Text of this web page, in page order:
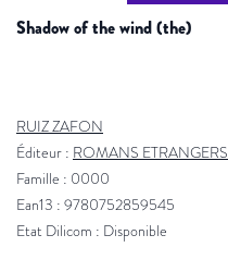
shadow of the wind (the)
RUIZ ZAFON
Éditeur : ROMANS ETRANGERS
Famille : 0000
Ean13 : 9780752859545
Etat Dilicom : Disponible